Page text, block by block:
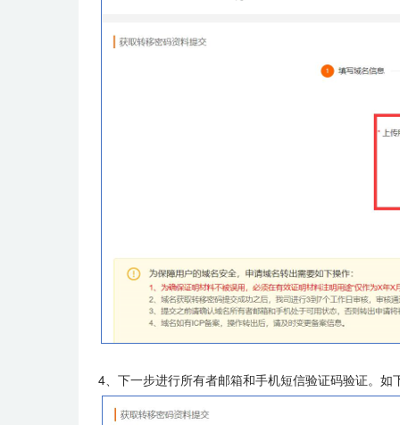
4、下一步进行所有者邮箱和手机短信验证码验证。如